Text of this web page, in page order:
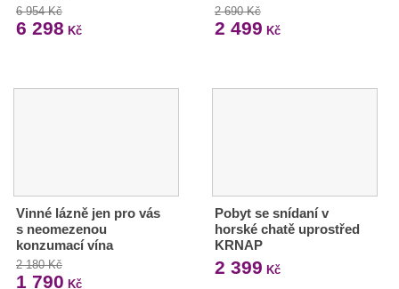
6 954 Kč
6 298 Kč
2 690 Kč
2 499 Kč
Vinné lázně jen pro vás
s neomezenou
konzumací vína
2 180 Kč
1 790 Kč
Pobyt se snídaní v
horské chatě uprostřed
KRNAP
2 399 Kč